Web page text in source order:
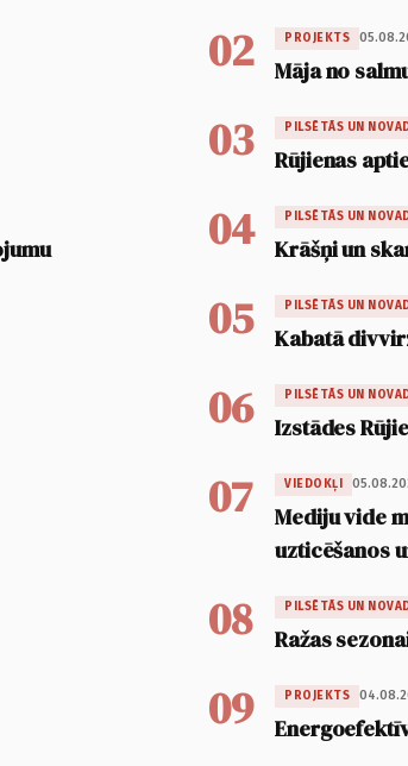
02 PROJEKTS
Māja no
03 PILSĒTĀS UN
Rūjienas
04 PILSĒTĀS UN
Krāšņi un
05 PILSĒTĀS UN
Kabatā
06 PILSĒTĀS UN
Izstādes
07 VIEDOKĻI
Mediju vide
uzticēšanos
08 PILSĒTĀS UN
Ražas
09 PROJEKTS